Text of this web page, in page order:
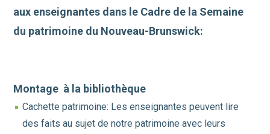
aux enseignantes dans le Cadre de la Semaine
du patrimoine du Nouveau-Brunswick:
Montage à la bibliothèque
Cachette patrimoine: Les enseignantes peuvent lire
des faits au sujet de notre patrimoine avec leurs